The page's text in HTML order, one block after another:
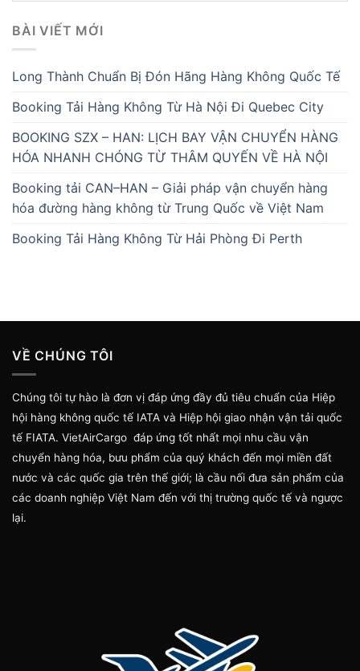
BÀI VIẾT MỚI
Long Thành Chuẩn Bị Đón Hãng Hàng Không Quốc Tế
Booking Tải Hàng Không Từ Hà Nội Đi Quebec City
BOOKING SZX – HAN: LỊCH BAY VẬN CHUYỂN HÀNG
HÓA NHANH CHÓNG TỪ THÂM QUYẾN VỀ HÀ NỘI
Booking tải CAN–HAN – Giải pháp vận chuyển hàng
hóa đường hàng không từ Trung Quốc về Việt Nam
Booking Tải Hàng Không Từ Hải Phòng Đi Perth
VỀ CHÚNG TÔI
Chúng tôi tự hào là đơn vị đáp ứng đầy đủ tiêu chuẩn của Hiệp
hội hàng không quốc tế IATA và Hiệp hội giao nhận vận tải quốc
tế FIATA. VietAirCargo đáp ứng tốt nhất mọi nhu cầu vận
chuyển hàng hóa, bưu phẩm của quý khách đến mọi miền đất
nước và các quốc gia trên thế giới; là cầu nối đưa sản phẩm của
các doanh nghiệp Việt Nam đến với thị trường quốc tế và ngược
lại.